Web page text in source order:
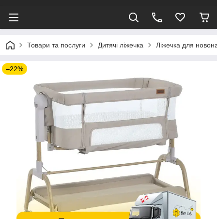
Товари та послуги Дитячі ліжечка Ліжечка для
–22%